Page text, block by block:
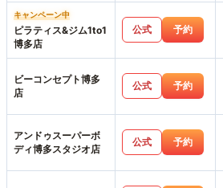
キャンペーン中
ピラティス&ジム1to1
博多店
公式 予約
ビーコンセプト博多
店
公式 予約
アンドゥスーパーボ
ディ博多スタジオ店
公式 予約